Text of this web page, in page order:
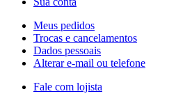
Meus pedidos
Trocas e cancelamentos
Dados pessoais
Alterar e-mail ou telefone
Fale com lojista